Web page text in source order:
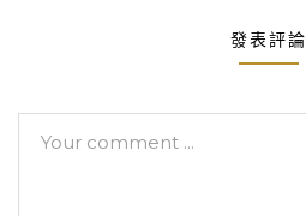
發表評論